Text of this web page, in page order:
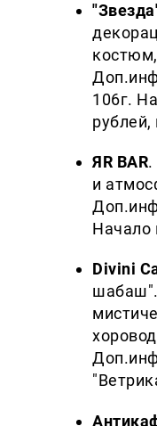
106г.
ЯR BAR.
и
Начало
Divini
шабаш".